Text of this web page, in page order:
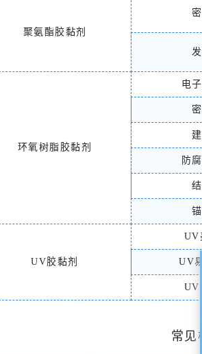
聚氨酯胶黏剂
环氧树脂胶黏剂
电
防
UV胶黏剂
UV
UV
UV
常见